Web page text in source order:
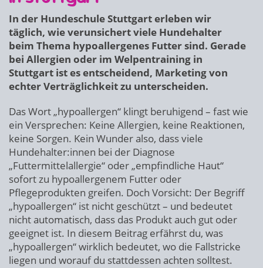
In der Hundeschule Stuttgart erleben wir
täglich, wie verunsichert viele Hundehalter
beim Thema hypoallergenes Futter sind. Gerade
bei Allergien oder im Welpentraining in
Stuttgart ist es entscheidend, Marketing von
echter Verträglichkeit zu unterscheiden.
Das Wort „hypoallergen“ klingt beruhigend – fast wie
ein Versprechen: Keine Allergien, keine Reaktionen,
keine Sorgen. Kein Wunder also, dass viele
Hundehalter:innen bei der Diagnose
„Futtermittelallergie“ oder „empfindliche Haut“
sofort zu hypoallergenem Futter oder
Pflegeprodukten greifen. Doch Vorsicht: Der Begriff
„hypoallergen“ ist nicht geschützt – und bedeutet
nicht automatisch, dass das Produkt auch gut oder
geeignet ist. In diesem Beitrag erfährst du, was
„hypoallergen“ wirklich bedeutet, wo die Fallstricke
liegen und worauf du stattdessen achten solltest.